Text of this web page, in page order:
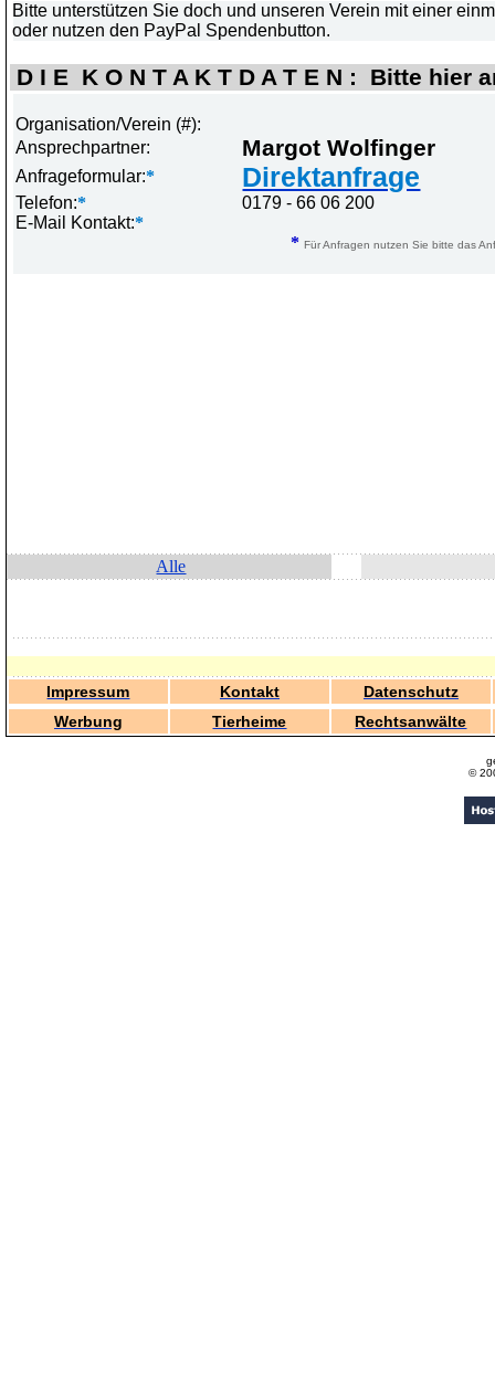
Bitte unterstützen Sie doch und unseren Verein mit einer
oder nutzen den PayPal Spendenbutton.
D I E K O N T A K T D A T E N : Bitte hier
Organisation/Verein (#):
Ansprechpartner:
Margot Wolfinger
Anfrageformular:* Direktanfrage
Telefon:*
0179 - 66 06 200
E-Mail Kontakt:*
* Für Anfragen nutzen Sie bitte das
Alle
Impressum Kontakt
Datenschutz
Werbung
Tierheime Rechtsanwälte
©